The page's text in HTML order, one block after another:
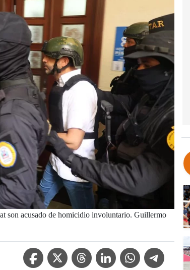
son acusado de homicidio involuntario. Guillermo
Facebook IconTwitter IconThreads IconLinkedin IconWhatsApp IconTelegram Icon